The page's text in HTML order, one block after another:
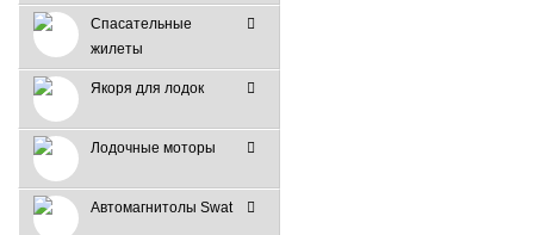
Спасательные
жилеты
Якоря для лодок
Лодочные моторы
Автомагнитолы Swat